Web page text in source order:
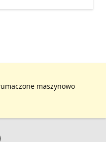
maszynowo